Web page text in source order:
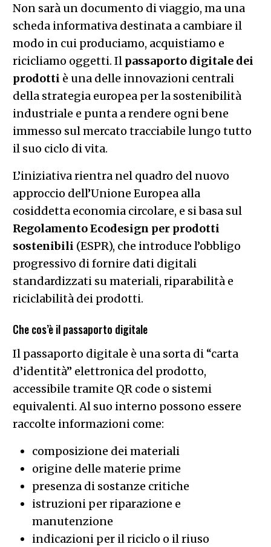
Non sarà un documento di viaggio, ma una
scheda informativa destinata a cambiare il
modo in cui produciamo, acquistiamo e
ricicliamo oggetti. Il passaporto digitale dei
prodotti è una delle innovazioni centrali
della strategia europea per la sostenibilità
industriale e punta a rendere ogni bene
immesso sul mercato tracciabile lungo tutto
il suo ciclo di vita.
L’iniziativa rientra nel quadro del nuovo
approccio dell’Unione Europea alla
cosiddetta economia circolare, e si basa sul
Regolamento Ecodesign per prodotti
sostenibili (ESPR), che introduce l’obbligo
progressivo di fornire dati digitali
standardizzati su materiali, riparabilità e
riciclabilità dei prodotti.
Che cos’è il passaporto digitale
Il passaporto digitale è una sorta di “carta
d’identità” elettronica del prodotto,
accessibile tramite QR code o sistemi
equivalenti. Al suo interno possono essere
raccolte informazioni come:
composizione dei materiali
origine delle materie prime
presenza di sostanze critiche
istruzioni per riparazione e
manutenzione
indicazioni per il riciclo o il riuso